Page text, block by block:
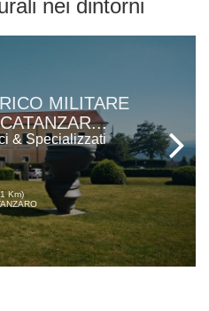
nei dintorni
MILITARE
& Specializzati
Km)